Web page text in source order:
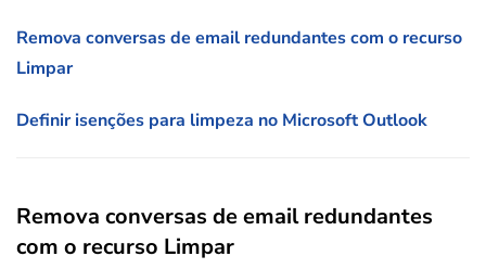
Remova conversas de email redundantes com o recurso
Limpar
Definir isenções para limpeza no Microsoft Outlook
Remova conversas de email redundantes
com o recurso Limpar